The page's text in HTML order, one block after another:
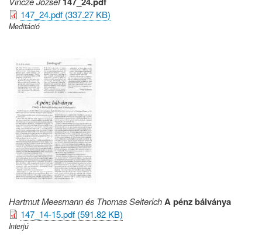
147_24.pdf (337.27 KB)
Meditáció
Hartmut Meesmann és Thomas SeiterichA pénz bálványa
147_14-15.pdf (591.82 KB)
Interjú